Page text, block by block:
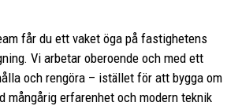
får du ett vaket öga på fastighetens
Vi arbetar oberoende och med ett
och rengöra – istället för att bygga om
mångårig erfarenhet och modern teknik